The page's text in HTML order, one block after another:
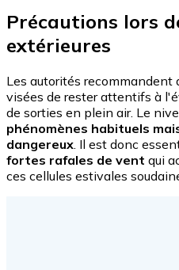
Précautions lors
extérieures
Les autorités recommandent
visées de rester attentifs à
de sorties en plein air. Le
phénomènes habituels
dangereux. Il est donc
fortes rafales de vent qui
ces cellules estivales